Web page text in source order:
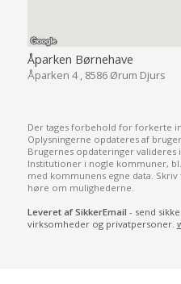
Åparken Børnehave
Åparken 4 , 8586 Ørum Djurs
Der tages forbehold for forkerte
Oplysningerne opdateres af
Brugernes opdateringer valideres
Institutioner i nogle kommuner,
med kommunens egne data. Skriv
høre om mulighederne.
Leveret af SikkerEmail - send
virksomheder og privatpersoner.